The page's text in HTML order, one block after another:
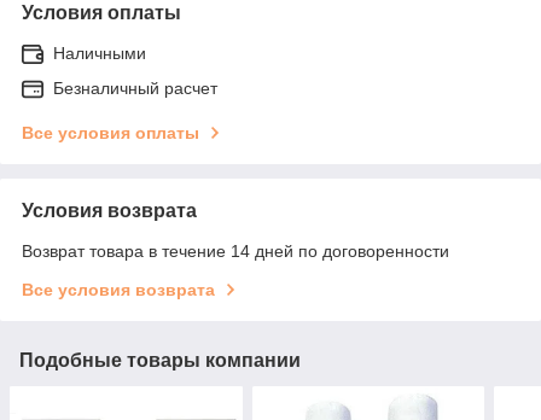
Условия оплаты
Наличными
Безналичный расчет
Все условия оплаты
Условия возврата
Возврат товара в течение 14 дней по договоренности
Все условия возврата
Подобные товары компании